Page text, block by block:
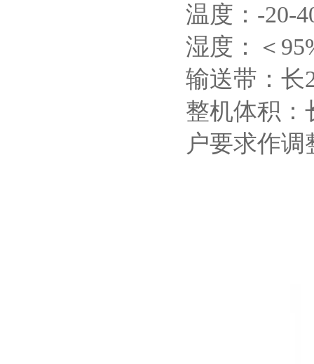
温度：-20-
湿度：＜
输送带：长
整机体积：
户要求作调